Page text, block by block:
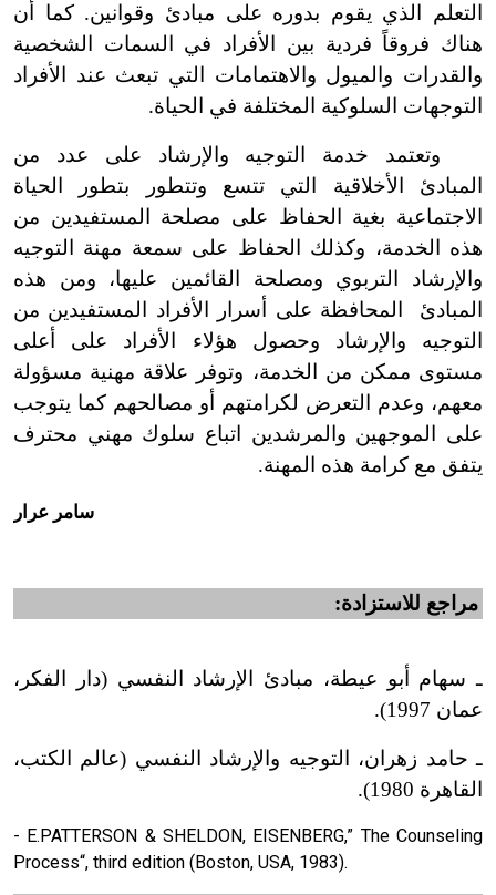
التعلم الذي يقوم بدوره على مبادئ وقوانين. كما أن
هناك فروقاً فردية بين الأفراد في السمات الشخصية
والقدرات والميول والاهتمامات التي تبعث عند الأفراد
التوجهات السلوكية المختلفة في الحياة.
وتعتمد خدمة التوجيه والإرشاد على عدد من
المبادئ الأخلاقية التي تتسع وتتطور بتطور الحياة
الاجتماعية بغية الحفاظ على مصلحة المستفيدين من
هذه الخدمة، وكذلك الحفاظ على سمعة مهنة التوجيه
والإرشاد التربوي ومصلحة القائمين عليها، ومن هذه
المبادئ
المحافظة على أسرار الأفراد المستفيدين من
التوجيه والإرشاد وحصول هؤلاء الأفراد على أعلى
مستوى ممكن من الخدمة، وتوفر علاقة مهنية مسؤولة
معهم، وعدم التعرض لكرامتهم أو مصالحهم كما يتوجب
على الموجهين والمرشدين اتباع سلوك مهني محترف
يتفق مع كرامة هذه المهنة.
سامر عرار
مراجع للاستزادة:
ـ سهام أبو عيطة، مبادئ الإرشاد النفسي(دار الفكر،
عمان 1997
)
.
ـ حامد زهران، التوجيه والإرشاد النفسي (عالم الكتب،
القاهرة 1980
)
.
- E.PATTERSON & SHELDON, EISENBERG,” The Counseling
Process“, third edition (Boston, USA, 1983).